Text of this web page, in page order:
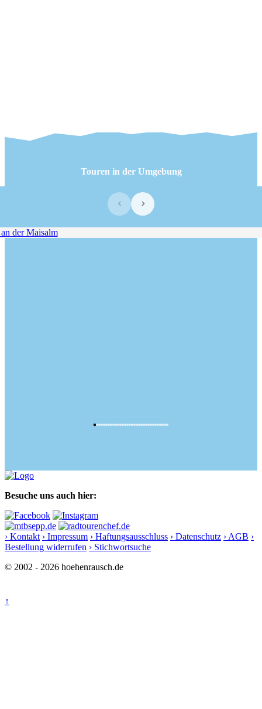
Touren in der Umgebung
‹ ›
Besuche uns auch hier:
› Kontakt › Impressum › Haftungsausschluss › Datenschutz › AGB ›
Bestellung widerrufen › Stichwortsuche
© 2002 - 2026 hoehenrausch.de
↑